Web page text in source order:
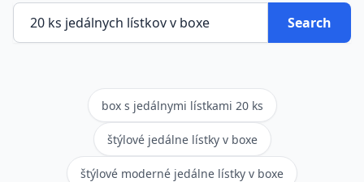
Search
box s jedálnymi lístkami 20 ks
štýlové jedálne lístky v boxe
štýlové moderné jedálne lístky v boxe